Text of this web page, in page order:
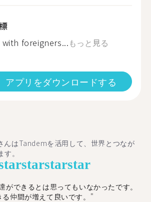
foreigners...もっと見る
アプリをダウンロードする
んはTandemを活用して、世界とつなが
。
starstarstar
ができるとは思ってもいなかったです。
仲間が増えて良いです。"